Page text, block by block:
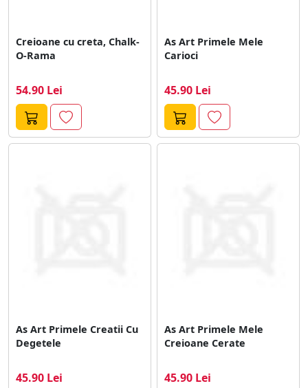
Creioane cu creta, Chalk-
O-Rama
54.90 Lei
As Art Primele Mele
Carioci
45.90 Lei
As Art Primele Creatii Cu
Degetele
45.90 Lei
As Art Primele Mele
Creioane Cerate
45.90 Lei